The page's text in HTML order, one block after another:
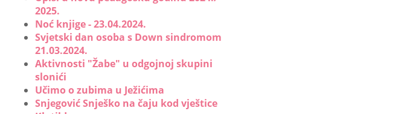
2025.
Noć knjige - 23.04.2024.
Svjetski dan osoba s Down sindromom
21.03.2024.
Aktivnosti "Žabe" u odgojnoj skupini
slonići
Učimo o zubima u Ježićima
Snjegović Snješko na čaju kod vještice